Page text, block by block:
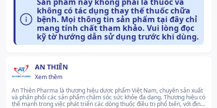
Tác dụng phụ có thể gặp:
Khi sử dụng A.T Silymarin, bạn có thể gặp các tác
dụng không mong muốn (ADR). Thường gặp, ADR >
Hệ tiêu hóa: Đau dạ dày, tiêu chảy. Hệ miễn dịch:
Phản ứng dị ứng. Hướng dẫn cách xử trí ADR Khi
gặp tác dụng phụ của thuốc, cần ngưng sử dụng và
thông báo cho bác sĩ hoặc đến cơ sở y tế gần nhất
không có tác dụng thay thế thuốc chữa
bệnh. Mọi thông tin sản phẩm tại đây chỉ
mang tính chất tham khảo. Vui lòng đọc
kỹ tờ hướng dẫn sử dụng trước khi dùng.
AN THIÊN
Xem thêm
An Thiên Pharma là thương hiệu dược phẩm Việt Nam, chuyên sản xuất
và phân phối các sản phẩm chăm sóc sức khỏe đa dạng. Thương hiệu có
thế mạnh trong việc phát triển các dòng thuốc điều trị phổ biến, với định